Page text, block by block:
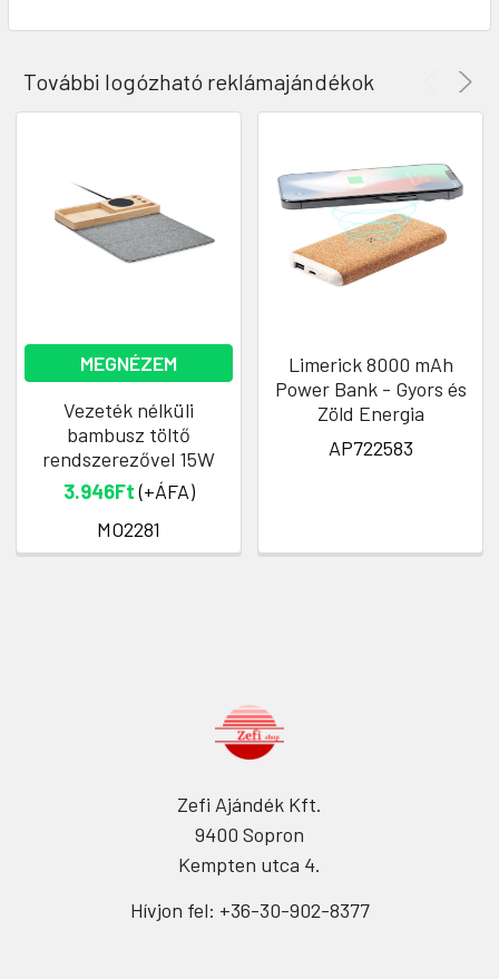
További logózható reklámajándékok
MEGNÉZEM
Vezeték nélküli
bambusz töltő
rendszerezővel 15W
3.946Ft(+ÁFA)
MO2281
Limerick 8000 mAh
Power Bank - Gyors és
Zöld Energia
AP722583
Zefi Ajándék Kft.
9400 Sopron
Kempten utca 4.
Hívjon fel: +36-30-902-8377